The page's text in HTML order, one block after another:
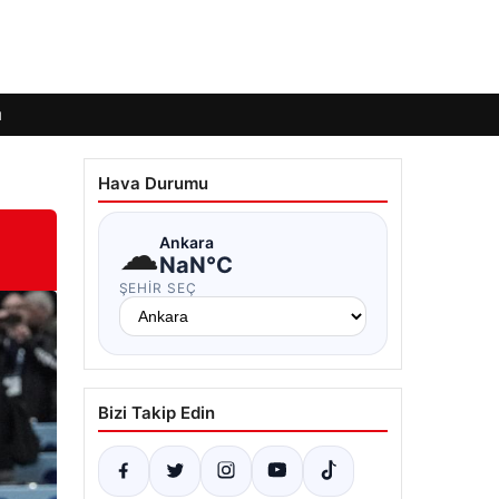
Hava Durumu
☁Ankara
NaN°C
ŞEHIR SEÇ
Bizi Takip Edin